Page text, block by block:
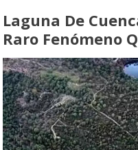
Laguna De
Raro Fenómeno